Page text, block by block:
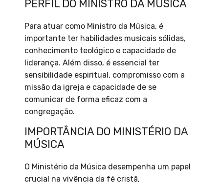
PERFIL DO MINISTRO DA MÚSICA
Para atuar como Ministro da Música, é
importante ter habilidades musicais sólidas,
conhecimento teológico e capacidade de
liderança. Além disso, é essencial ter
sensibilidade espiritual, compromisso com a
missão da igreja e capacidade de se
comunicar de forma eficaz com a
congregação.
IMPORTÂNCIA DO MINISTÉRIO DA
MÚSICA
O Ministério da Música desempenha um papel
crucial na vivência da fé cristã,